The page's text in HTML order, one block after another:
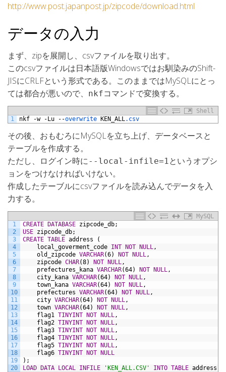
http://www.post.japanpost.jp/zipcode/download.html
データの入力
まず、zipを展開し、csvファイルを取り出す。
このcsvファイルは日本語版Windowsではお馴染みのShift-
JISにCRLFという形式である。このままではMySQLにとっ
ては都合が悪いので、
nkfコマンドで変換する。
Shell
1
nkf -w - Lu --overwrite KEN_ALL.csv
その後、おもむろにMySQLを立ち上げ、データベースと
テーブルを作成する。
ただし、ログイン時に--local-infile=1というオプシ
ョンをつけなければいけない。
作成したテーブルにcsvファイルを読み込んでデータを入
力する。
MySQL
1
2
3
4
5
6
7
8
9
10
11
12
13
14
15
16
17
18
19
20
CREATE DATABASE zipcode_db;
USE zipcode_db;
CREATE TABLE address
(
local_goverment_code INT NOT NULL,
old_zipcode VARCHAR(6) NOT NULL,
zipcode CHAR(8) NOT NULL,
prefectures_kana VARCHAR(64) NOT NULL,
city_kana VARCHAR(64) NOT NULL,
town_kana VARCHAR(64) NOT NULL,
prefectures VARCHAR(64) NOT NULL,
city VARCHAR(64) NOT NULL,
town VARCHAR(64) NOT NULL,
flag1 TINYINT NOT NULL,
flag2 TINYINT NOT NULL,
flag3 TINYINT NOT NULL,
flag4 TINYINT NOT NULL,
flag5 TINYINT NOT NULL,
flag6 TINYINT
NOT NULL
);
LOAD DATA
LOCAL INFILE 'KEN_ALL.CSV' INTO TABLE address